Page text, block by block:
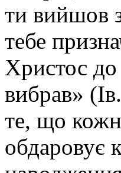
ти вийшов
тебе
Христос до
вибрав»
те, що
обдаровує